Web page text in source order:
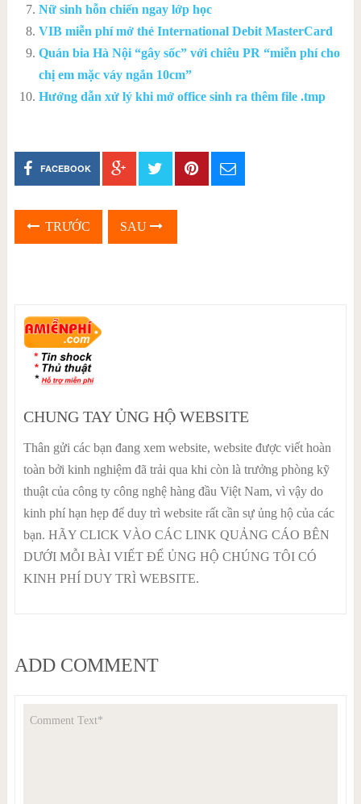
Nữ sinh hỗn chiến ngay lớp học
VIB miễn phí mở thẻ International Debit MasterCard
Quán bia Hà Nội “gây sốc” với chiêu PR “miễn phí cho
chị em mặc váy ngắn 10cm”
Hướng dẫn xử lý khi mở office sinh ra thêm file .tmp
FACEBOOK
TRƯỚC SAU
CHUNG TAY ỦNG HỘ WEBSITE
Thân gửi các bạn đang xem website, website được viết hoàn
toàn bởi kinh nghiệm đã trải qua khi còn là trưởng phòng kỹ
thuật của công ty công nghệ hàng đầu Việt Nam, vì vậy do
kinh phí hạn hẹp để duy trì website rất cần sự ủng hộ của các
bạn. HÃY CLICK VÀO CÁC LINK QUẢNG CÁO BÊN
DƯỚI MỖI BÀI VIẾT ĐỂ ỦNG HỘ CHÚNG TÔI CÓ
KINH PHÍ DUY TRÌ WEBSITE.
ADD COMMENT